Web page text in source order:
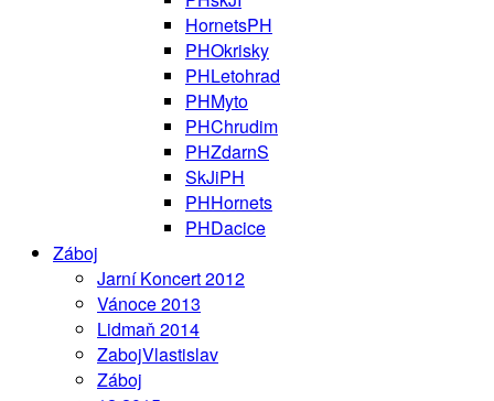
HornetsPH
PHOkrisky
PHLetohrad
PHMyto
PHChrudim
PHZdarnS
SkJiPH
PHHornets
PHDacice
Záboj
Jarní Koncert 2012
Vánoce 2013
Lidmaň 2014
ZabojVlastislav
Záboj